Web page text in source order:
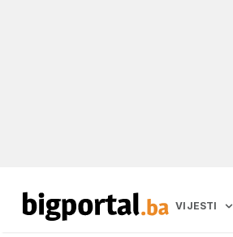
VIJESTI